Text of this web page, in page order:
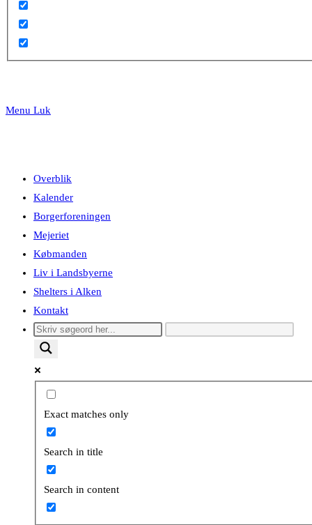
Menu Luk
Overblik
Kalender
Borgerforeningen
Mejeriet
Købmanden
Liv i Landsbyerne
Shelters i Alken
Kontakt
Exact matches only
Search in title
Search in content